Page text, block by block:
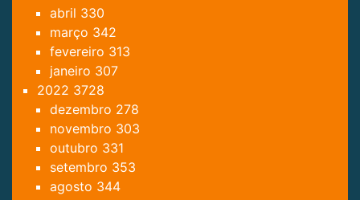
abril 330
março 342
fevereiro 313
janeiro 307
2022 3728
dezembro 278
novembro 303
outubro 331
setembro 353
agosto 344